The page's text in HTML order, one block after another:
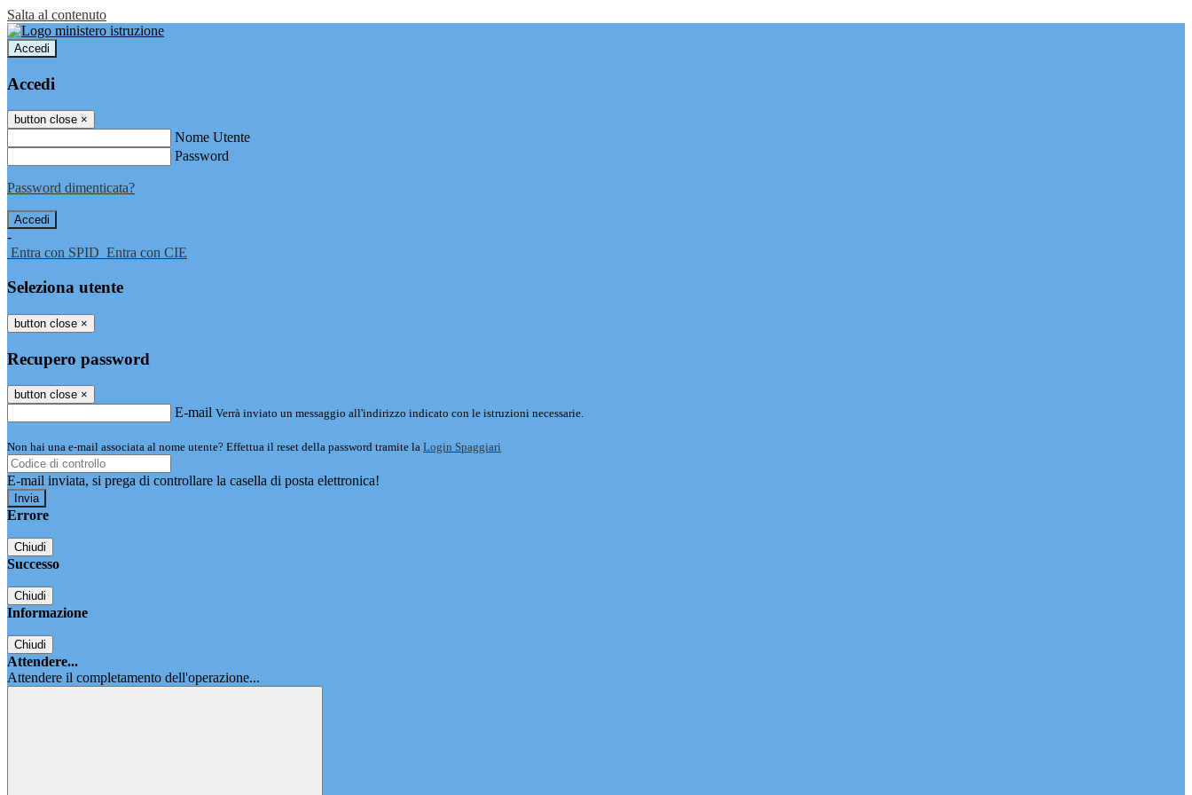
Salta al contenuto
Accedi
Accedi
button close ×
Nome Utente
Password
Password dimenticata?
-
Entra con SPID Entra con CIE
Seleziona utente
button close ×
Recupero password
button close ×
E-mail Verrà inviato un messaggio all'indirizzo indicato con le istruzioni necessarie.
Non hai una e-mail associata al nome utente? Effettua il reset della password tramite la Login Spaggiari
E-mail inviata, si prega di controllare la casella di posta elettronica!
Errore
Chiudi
Successo
Chiudi
Informazione
Chiudi
Attendere...
Attendere il completamento dell'operazione...